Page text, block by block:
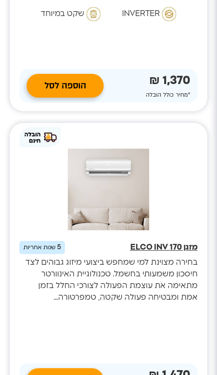
INVERTER שקט במיוחד
1,370 ₪
*מחיר כולל הובלה
הוספה לסל
מזגן ELCO INV 170 5שנות אחריות
בחירה מצוינת למי שמחפש ביצועי מיזוג גבוהים לצד
חיסכון משמעותי בחשמל. טכנולוגיית האינוורטר
מתאימה את עוצמת הפעולה לצורכי החלל בזמן
אמת ומבטיחה פעולה שקטה, טמפרטורה...